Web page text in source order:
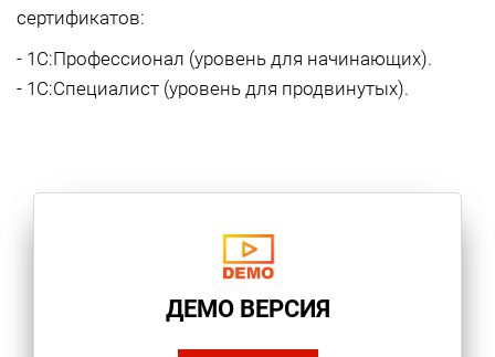
сертификатов:
- 1С:Профессионал (уровень для начинающих).
- 1С:Специалист (уровень для продвинутых).
ДЕМО ВЕРСИЯ